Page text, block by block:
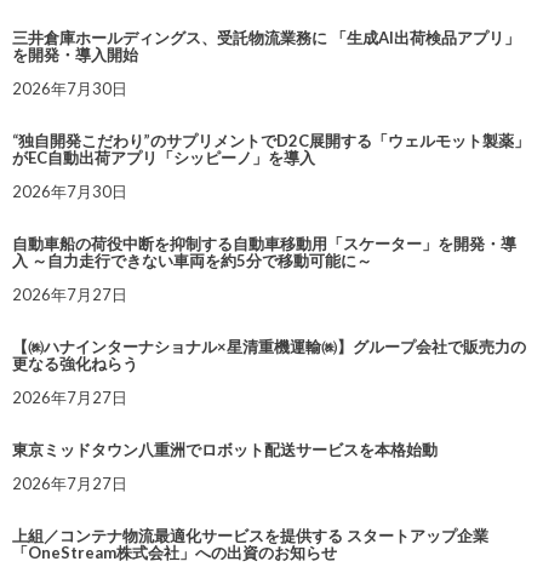
三井倉庫ホールディングス、受託物流業務に 「生成AI出荷検品アプリ」
を開発・導入開始
2026年7月30日
“独自開発こだわり”のサプリメントでD2C展開する「ウェルモット製薬」
がEC自動出荷アプリ「シッピーノ」を導入
2026年7月30日
自動車船の荷役中断を抑制する自動車移動用「スケーター」を開発・導
入 ～自力走行できない車両を約5分で移動可能に～
2026年7月27日
【㈱ハナインターナショナル×星清重機運輸㈱】グループ会社で販売力の
更なる強化ねらう
2026年7月27日
東京ミッドタウン八重洲でロボット配送サービスを本格始動
2026年7月27日
上組／コンテナ物流最適化サービスを提供する スタートアップ企業
「OneStream株式会社」への出資のお知らせ